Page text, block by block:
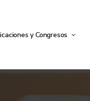
y Congresos